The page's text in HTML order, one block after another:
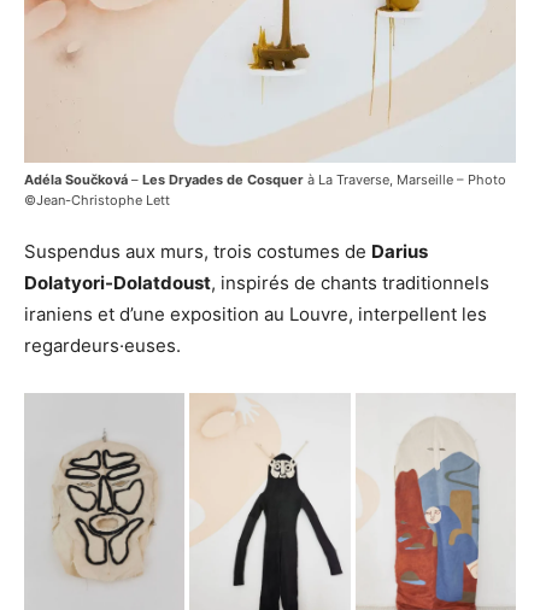
Adéla Součková – Les Dryades de Cosquer à La Traverse, Marseille – Photo
©Jean-Christophe Lett
Suspendus aux murs, trois costumes de Darius
Dolatyori-Dolatdoust, inspirés de chants traditionnels
iraniens et d’une exposition au Louvre, interpellent les
regardeurs·euses.